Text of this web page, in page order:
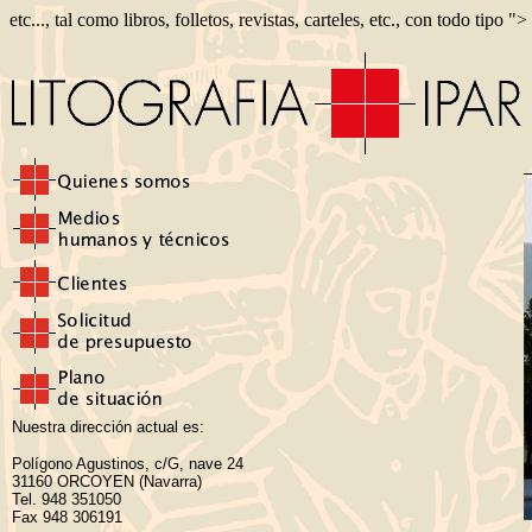
etc..., tal como libros, folletos, revistas, carteles, etc., con todo tipo ">
Nuestra dirección actual es:
Polígono Agustinos, c/G, nave 24
31160 ORCOYEN (Navarra)
Tel. 948 351050
Fax 948 306191